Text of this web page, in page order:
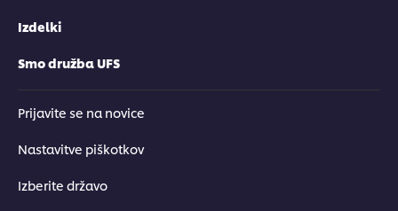
Izdelki
Smo družba UFS
Prijavite se na novice
Nastavitve piškotkov
Izberite državo